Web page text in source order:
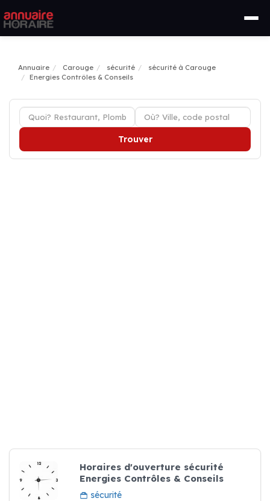
Annuaire Carouge sécurité
sécurité à Carouge
Energies Contrôles & Conseils
Trouver
Horaires d'ouverture sécurité
Energies Contrôles & Conseils
sécurité